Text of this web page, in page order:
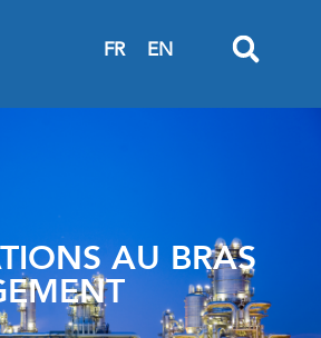
FR EN
AU BRAS